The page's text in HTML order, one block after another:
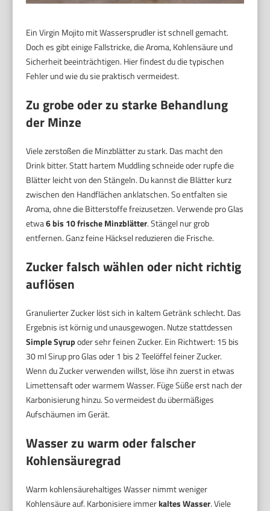
Ein Virgin Mojito mit Wassersprudler ist schnell gemacht.
Doch es gibt einige Fallstricke, die Aroma, Kohlensäure und
Sicherheit beeinträchtigen. Hier findest du die typischen
Fehler und wie du sie praktisch vermeidest.
Zu grobe oder zu starke Behandlung
der Minze
Viele zerstoßen die Minzblätter zu stark. Das macht den
Drink bitter. Statt hartem Muddling schneide oder rupfe die
Blätter leicht von den Stängeln. Du kannst die Blätter kurz
zwischen den Handflächen anklatschen. So entfalten sie
Aroma, ohne die Bitterstoffe freizusetzen. Verwende pro Glas
etwa6 bis 10 frische Minzblätter. Stängel nur grob
entfernen. Ganz feine Häcksel reduzieren die Frische.
Zucker falsch wählen oder nicht richtig
auflösen
Granulierter Zucker löst sich in kaltem Getränk schlecht. Das
Ergebnis ist körnig und unausgewogen. Nutze stattdessen
Simple Syrupoder sehr feinen Zucker. Ein Richtwert: 15 bis
30 ml Sirup pro Glas oder 1 bis 2 Teelöffel feiner Zucker.
Wenn du Zucker verwenden willst, löse ihn zuerst in etwas
Limettensaft oder warmem Wasser. Füge Süße erst nach der
Karbonisierung hinzu. So vermeidest du übermäßiges
Aufschäumen im Gerät.
Wasser zu warm oder falscher
Kohlensäuregrad
Warm kohlensäurehaltiges Wasser nimmt weniger
Kohlensäure auf. Karbonisiere immerkaltes Wasser. Viele